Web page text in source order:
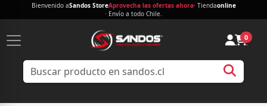
Bienvenido aSandos StoreAprovecha las ofertas ahora· Tiendaonline
· Envío a todo Chile.
0